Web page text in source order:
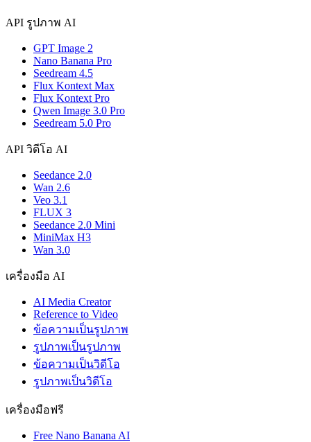
API รูปภาพ AI
GPT Image 2
Nano Banana Pro
Seedream 4.5
Flux Kontext Max
Flux Kontext Pro
Qwen Image 3.0 Pro
Seedream 5.0 Pro
API วิดีโอ AI
Seedance 2.0
Wan 2.6
Veo 3.1
FLUX 3
Seedance 2.0 Mini
MiniMax H3
Wan 3.0
เครื่องมือ AI
AI Media Creator
Reference to Video
ข้อความเป็นรูปภาพ
รูปภาพเป็นรูปภาพ
ข้อความเป็นวิดีโอ
รูปภาพเป็นวิดีโอ
เครื่องมือฟรี
Free Nano Banana AI